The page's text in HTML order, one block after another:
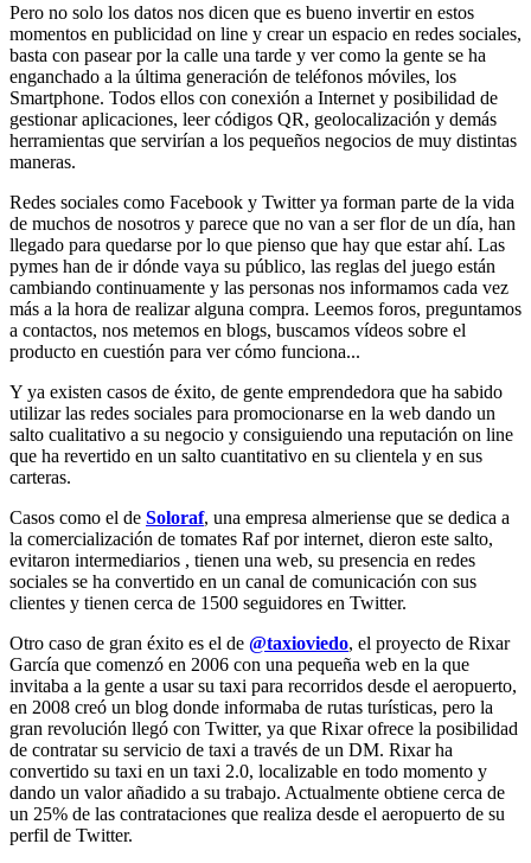
Pero no solo los datos nos dicen que es bueno invertir en estos
momentos en publicidad on line y crear un espacio en redes sociales,
basta con pasear por la calle una tarde y ver como la gente se ha
enganchado a la última generación de teléfonos móviles, los
Smartphone. Todos ellos con conexión a Internet y posibilidad de
gestionar aplicaciones, leer códigos QR, geolocalización y demás
herramientas que servirían a los pequeños negocios de muy distintas
maneras.
Redes sociales como Facebook y Twitter ya forman parte de la vida
de muchos de nosotros y parece que no van a ser flor de un día, han
llegado para quedarse por lo que pienso que hay que estar ahí. Las
pymes han de ir dónde vaya su público, las reglas del juego están
cambiando continuamente y las personas nos informamos cada vez
más a la hora de realizar alguna compra. Leemos foros, preguntamos
a contactos, nos metemos en blogs, buscamos vídeos sobre el
producto en cuestión para ver cómo funciona...
Y ya existen casos de éxito, de gente emprendedora que ha sabido
utilizar las redes sociales para promocionarse en la web dando un
salto cualitativo a su negocio y consiguiendo una reputación on line
que ha revertido en un salto cuantitativo en su clientela y en sus
carteras.
Casos como el de Soloraf, una empresa almeriense que se dedica a
la comercialización de tomates Raf por internet, dieron este salto,
evitaron intermediarios , tienen una web, su presencia en redes
sociales se ha convertido en un canal de comunicación con sus
clientes y tienen cerca de 1500 seguidores en Twitter.
Otro caso de gran éxito es el de @taxioviedo, el proyecto de Rixar
García que comenzó en 2006 con una pequeña web en la que
invitaba a la gente a usar su taxi para recorridos desde el aeropuerto,
en 2008 creó un blog donde informaba de rutas turísticas, pero la
gran revolución llegó con Twitter, ya que Rixar ofrece la posibilidad
de contratar su servicio de taxi a través de un DM. Rixar ha
convertido su taxi en un taxi 2.0, localizable en todo momento y
dando un valor añadido a su trabajo. Actualmente obtiene cerca de
un 25% de las contrataciones que realiza desde el aeropuerto de su
perfil de Twitter.